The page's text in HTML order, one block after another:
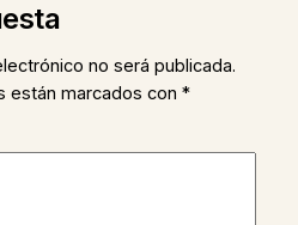
no será publicada.
están marcados con *